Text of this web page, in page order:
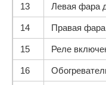
13 Левая фара
14 Правая фара
15 Реле
16